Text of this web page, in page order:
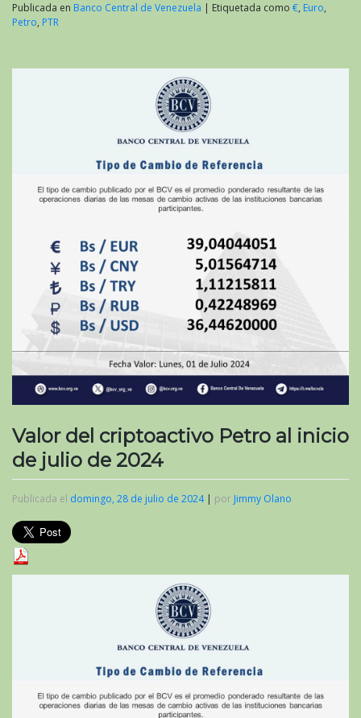
Publicada en Banco Central de Venezuela | Etiquetada como €, Euro,
Petro, PTR
Valor del criptoactivo Petro al inicio
de julio de 2024
Publicada el domingo, 28 de julio de 2024| por Jimmy Olano